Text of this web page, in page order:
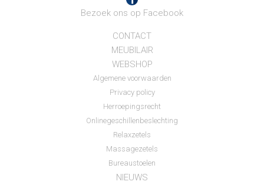
Bezoek ons op Facebook
CONTACT
MEUBILAIR
WEBSHOP
Algemene voorwaarden
Privacy policy
Herroepingsrecht
Onlinegeschillenbeslechting
Relaxzetels
Massagezetels
Bureaustoelen
NIEUWS